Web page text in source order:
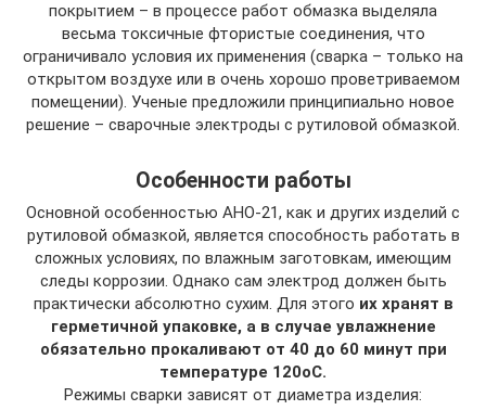
покрытием – в процессе работ обмазка выделяла
весьма токсичные фтористые соединения, что
ограничивало условия их применения (сварка – только на
открытом воздухе или в очень хорошо проветриваемом
помещении). Ученые предложили принципиально новое
решение – сварочные электроды с рутиловой обмазкой.
Особенности работы
Основной особенностью АНО-21, как и других изделий с
рутиловой обмазкой, является способность работать в
сложных условиях, по влажным заготовкам, имеющим
следы коррозии. Однако сам электрод должен быть
практически абсолютно сухим. Для этого их хранят в
герметичной упаковке, а в случае увлажнение
обязательно прокаливают от 40 до 60 минут при
температуре 120оС.
Режимы сварки зависят от диаметра изделия: